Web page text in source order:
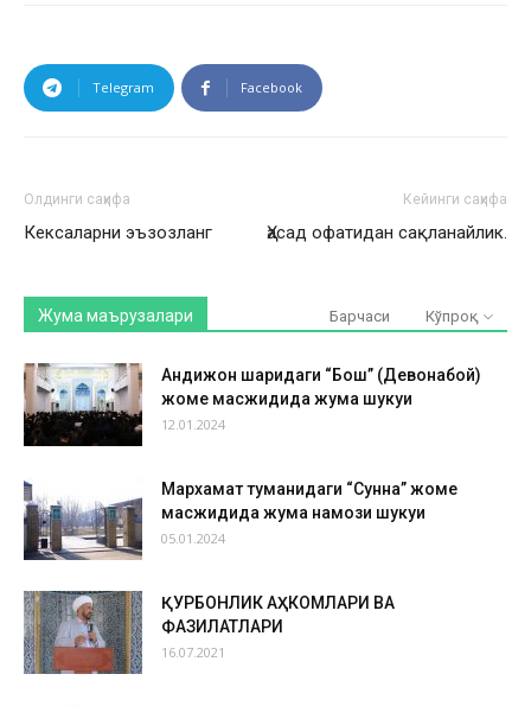
Telegram Facebook
Олдинги саҳифа
Кексаларни эъзозланг
Кейинги саҳифа
Ҳасад офатидан сақланайлик.
Жума маърузалари Барчаси Кўпроқ
Андижон шаҳридаги “Бош” (Девонабой)
жоме масжидида жума шукуҳи
12.01.2024
Мархамат туманидаги “Сунна” жоме
масжидида жума намози шукуҳи
05.01.2024
ҚУРБОНЛИК АҲКОМЛАРИ ВА
ФАЗИЛАТЛАРИ
16.07.2021